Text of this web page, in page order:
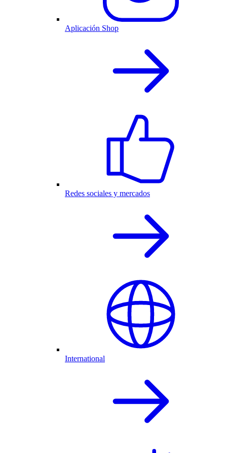
Aplicación Shop
Redes sociales y mercados
International